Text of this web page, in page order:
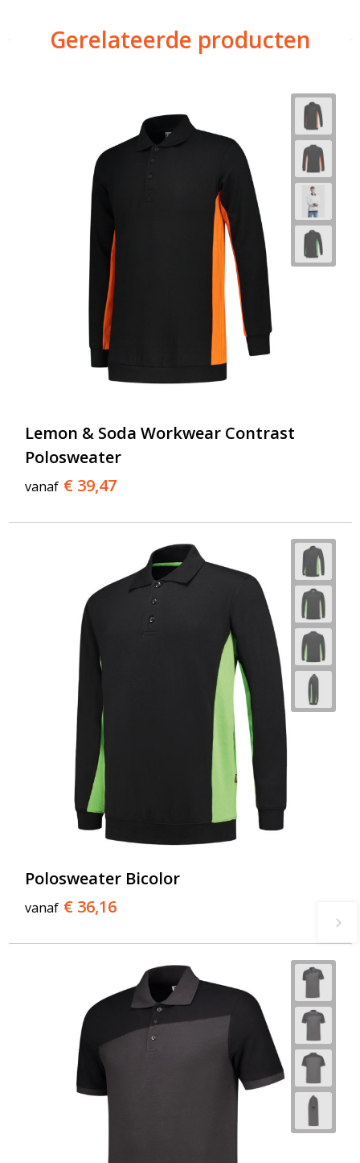
Gerelateerde producten
Lemon & Soda Workwear Contrast
Polosweater
vanaf € 39,47
Polosweater Bicolor
vanaf € 36,16